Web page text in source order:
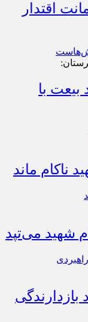
اقتدار
بیعت با
ماند
شهید می‌تپد
بازدارندگی